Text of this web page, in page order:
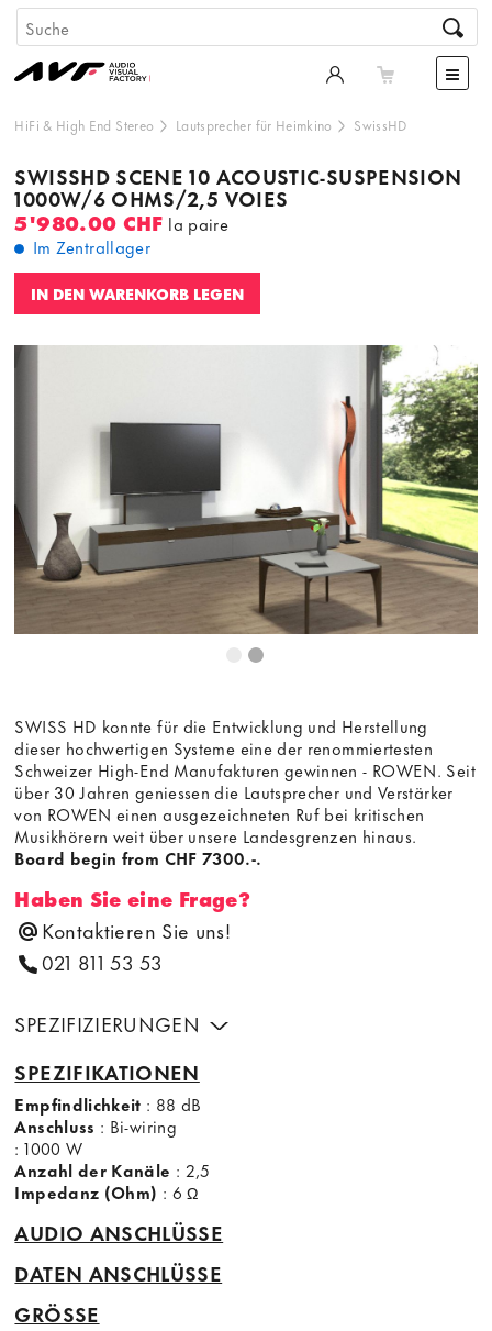
HiFi & High End Stereo Lautsprecher für Heimkino SwissHD
SWISSHD SCENE 10 ACOUSTIC-SUSPENSION
1000W/6 OHMS/2,5 VOIES
5'980.00 CHF la paire
Im Zentrallager
IN DEN WARENKORB LEGEN
SWISS HD konnte für die Entwicklung und Herstellung
dieser hochwertigen Systeme eine der renommiertesten
Schweizer High-End Manufakturen gewinnen - ROWEN. Seit
über 30 Jahren geniessen die Lautsprecher und Verstärker
von ROWEN einen ausgezeichneten Ruf bei kritischen
Musikhörern weit über unsere Landesgrenzen hinaus.
Board begin from CHF 7300.-.
Haben Sie eine Frage?
Kontaktieren Sie uns!
021 811 53 53
SPEZIFIZIERUNGEN
SPEZIFIKATIONEN
Empfindlichkeit : 88 dB
Anschluss : Bi-wiring
: 1000 W
Anzahl der Kanäle : 2,5
Impedanz (Ohm) : 6 Ω
AUDIO ANSCHLÜSSE
DATEN ANSCHLÜSSE
GRÖSSE